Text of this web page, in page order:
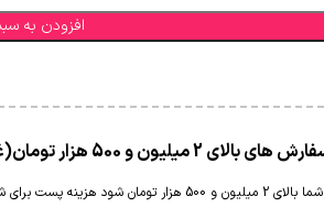
افزودن به
و 500 هزار تومان(غیر حجمی)
صورت رایگان محاسبه خواهد شد.